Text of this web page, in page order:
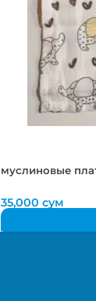
муслиновые
35,000 сум